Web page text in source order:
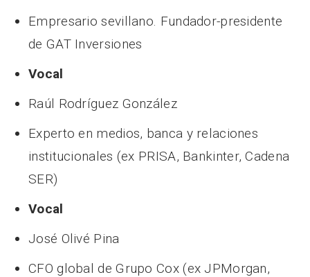
Empresario sevillano. Fundador-presidente
de GAT Inversiones
Vocal
Raúl Rodríguez González
Experto en medios, banca y relaciones
institucionales (ex PRISA, Bankinter, Cadena
SER)
Vocal
José Olivé Pina
CFO global de Grupo Cox (ex JPMorgan,